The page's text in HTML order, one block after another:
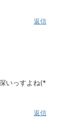
返信
いっすよね(*
返信